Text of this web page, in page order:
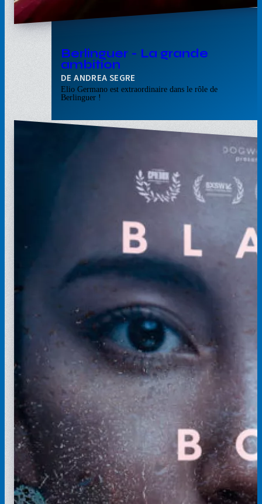
Berlinguer - La grande
ambition
ANDREA SEGRE
Elio Germano est extraordinaire dans le rôle de
Berlinguer !